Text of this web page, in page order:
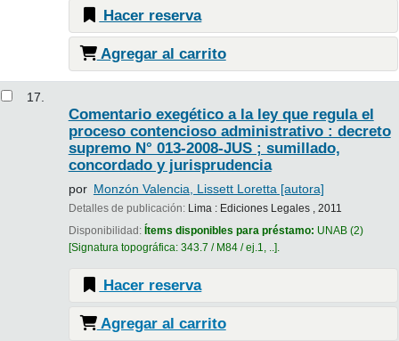
Hacer reserva
Agregar al carrito
17.
Comentario exegético a la ley que regula el
proceso contencioso administrativo : decreto
supremo N° 013-2008-JUS ; sumillado,
concordado y jurisprudencia
por Monzón Valencia, Lissett Loretta [autora]
Detalles de publicación: Lima : Ediciones Legales , 2011
Disponibilidad: Ítems disponibles para préstamo: UNAB(2)
Signatura topográfica: 343.7 / M84 / ej.1, .. .
Hacer reserva
Agregar al carrito